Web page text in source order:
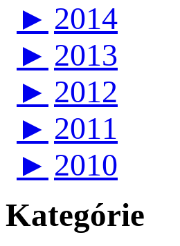
► 2014
► 2013
► 2012
► 2011
► 2010
Kategórie